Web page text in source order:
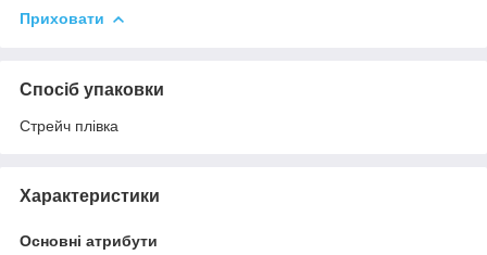
Приховати
Спосіб упаковки
Стрейч плівка
Характеристики
Основні атрибути